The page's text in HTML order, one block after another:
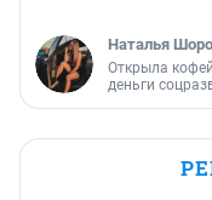
Наталья
Открыла
деньги